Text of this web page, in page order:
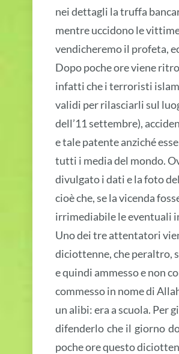
nei dettagli la truffa
mentre uccidono le
vendicheremo il profeta,
Dopo poche ore viene
infatti che i terroristi
validi per rilasciarli sul
dell’11 settembre),
e tale patente anziché
tutti i media del mondo.
divulgato i dati e la foto
cioè che, se la vicenda
irrimediabile le eventuali
Uno dei tre attentatori
diciottenne, che peraltro,
e quindi ammesso e non
commesso in nome di
un alibi: era a scuola. Per
difenderlo che il giorno
poche ore questo